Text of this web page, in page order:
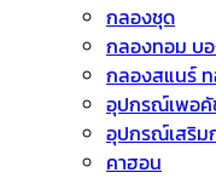
กลองชุด
กลองทอม บ
กลองสแนร์ ท
อุปกรณ์เพอคั
อุปกรณ์เสริม
คาฮอน